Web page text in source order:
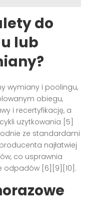
do
lub
wymiany i poolingu,
obiegu,
i recertyfikację, a
użytkowania [5]
ze standardami
najłatwiej
co usprawnia
odpadów [6][9][10].